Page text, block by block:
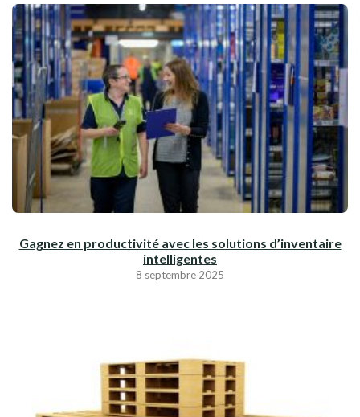
Gagnez en productivité avec les solutions d’inventaire
intelligentes
8 septembre 2025